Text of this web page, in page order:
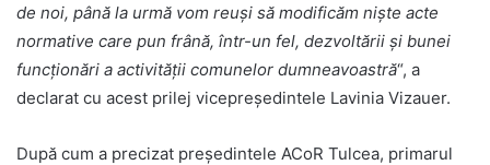
de noi, până la urmă vom reuși să modificăm niște acte
normative care pun frână, într-un fel, dezvoltării și bunei
funcționări a activității comunelor dumneavoastră“, a
declarat cu acest prilej vicepreședintele Lavinia Vizauer.
După cum a precizat președintele ACoR Tulcea, primarul